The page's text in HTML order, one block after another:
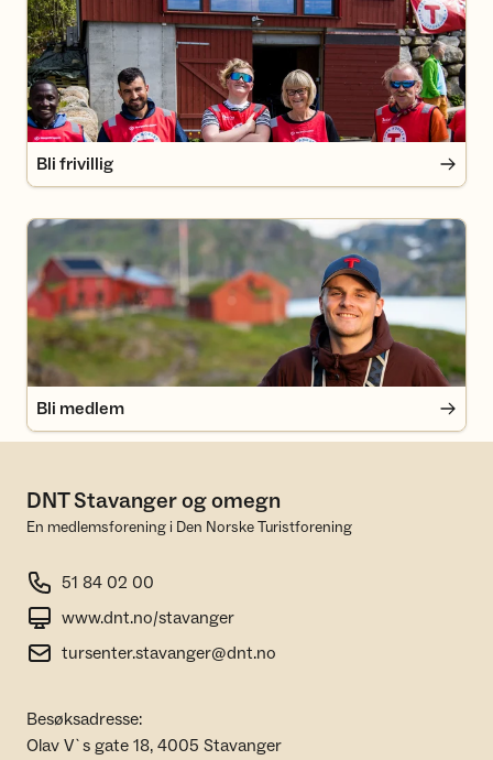
Bli frivillig
Bli medlem
Bli medlem
DNT Stavanger og omegn
En medlemsforening i Den Norske Turistforening
51 84 02 00
www.dnt.no/stavanger
tursenter.stavanger@dnt.no
Besøksadresse:
Olav V`s gate 18, 4005 Stavanger